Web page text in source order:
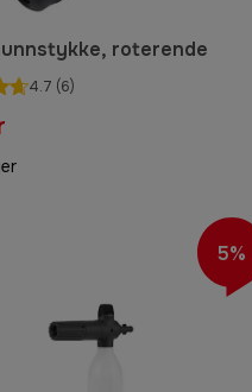
roterende
4.7 (6)
5%